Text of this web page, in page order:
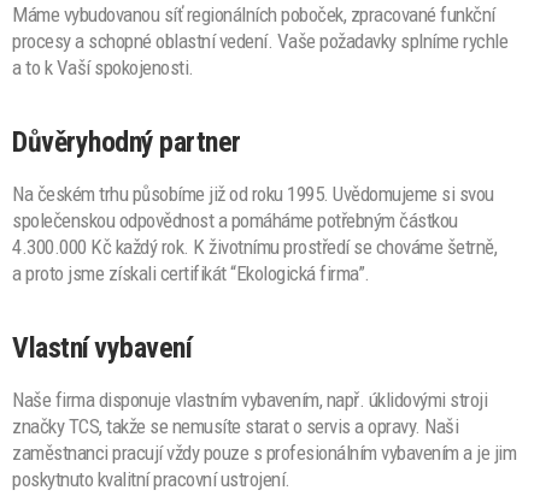
Máme vybudovanou síť regionálních poboček, zpracované funkční
procesy a schopné oblastní vedení. Vaše požadavky splníme rychle
a to k Vaší spokojenosti.
Důvěryhodný partner
Na českém trhu působíme již od roku 1995. Uvědomujeme si svou
společenskou odpovědnost a pomáháme potřebným částkou
4.300.000 Kč každý rok. K životnímu prostředí se chováme šetrně,
a proto jsme získali certifikát “Ekologická firma”.
Vlastní vybavení
Naše firma disponuje vlastním vybavením, např. úklidovými stroji
značky TCS, takže se nemusíte starat o servis a opravy. Naši
zaměstnanci pracují vždy pouze s profesionálním vybavením a je jim
poskytnuto kvalitní pracovní ustrojení.